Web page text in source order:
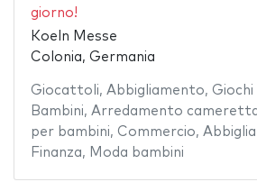
giorno!
Koeln Messe
Colonia, Germania
Giocattoli, Abbigliamento,
Bambini, Arredamento
per bambini, Commercio,
Finanza, Moda bambini